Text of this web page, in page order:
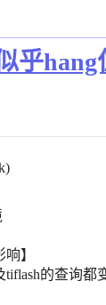
乎hang
】
的查询